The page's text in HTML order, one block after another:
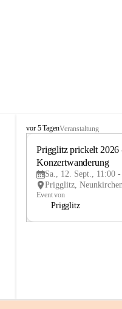
P
vor 5 TagenVeranstaltung
Prigglitz prickelt 2026
Konzertwanderung
Sa., 12. Sept., 11:00
Event von
Prigglitz